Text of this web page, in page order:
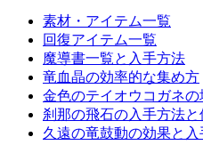
素材・アイテム一覧
回復アイテム一覧
魔導書一覧と入手方法
竜血晶の効率的な集め方
金色のテイオウコガネの
刹那の飛石の入手方法と
久遠の竜鼓動の効果と入